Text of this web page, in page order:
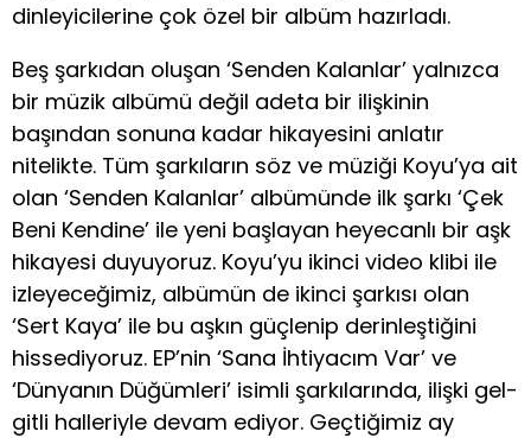
dinleyicilerine çok özel bir albüm hazırladı.
Beş şarkıdan oluşan ‘Senden Kalanlar’ yalnızca
bir müzik albümü değil adeta bir ilişkinin
başından sonuna kadar hikayesini anlatır
nitelikte. Tüm şarkıların söz ve müziği Koyu’ya ait
olan ‘Senden Kalanlar’ albümünde ilk şarkı ‘Çek
Beni Kendine’ ile yeni başlayan heyecanlı bir aşk
hikayesi duyuyoruz. Koyu’yu ikinci video klibi ile
izleyeceğimiz, albümün de ikinci şarkısı olan
‘Sert Kaya’ ile bu aşkın güçlenip derinleştiğini
hissediyoruz. EP’nin ‘Sana İhtiyacım Var’ ve
‘Dünyanın Düğümleri’ isimli şarkılarında, ilişki gel-
gitli halleriyle devam ediyor. Geçtiğimiz ay